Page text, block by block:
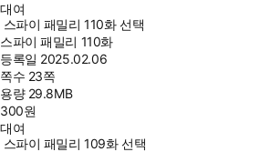
대여
스파이 패밀리 110화 선택
스파이 패밀리 110화
등록일 2025.02.06
쪽수 23쪽
용량 29.8MB
300원
대여
스파이 패밀리 109화 선택